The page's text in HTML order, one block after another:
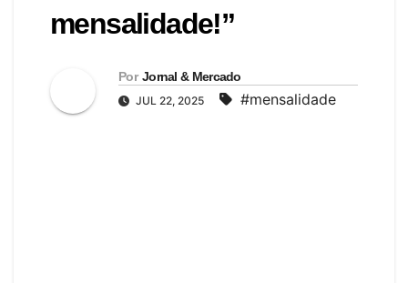
mensalidade!”
Por Jornal & Mercado
JUL 22, 2025 #mensalidade